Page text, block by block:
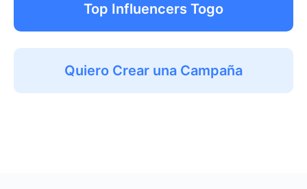
Top Influencers Togo
Quiero Crear una Campaña